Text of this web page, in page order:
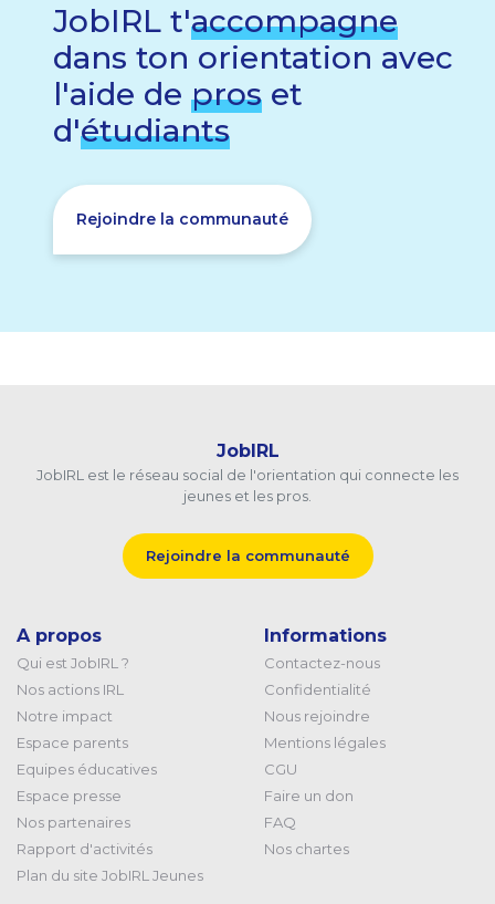
JobIRL t'accompagne
dans ton orientation avec
l'aide de pros et
d'étudiants
Rejoindre la communauté
JobIRL
JobIRL est le réseau social de l'orientation qui connecte les
jeunes et les pros.
Rejoindre la communauté
A propos
Qui est JobIRL ?
Nos actions IRL
Notre impact
Espace parents
Equipes éducatives
Espace presse
Nos partenaires
Rapport d'activités
Plan du site JobIRL Jeunes
Informations
Contactez-nous
Confidentialité
Nous rejoindre
Mentions légales
CGU
Faire un don
FAQ
Nos chartes